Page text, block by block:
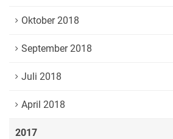
Oktober 2018
September 2018
Juli 2018
April 2018
2017